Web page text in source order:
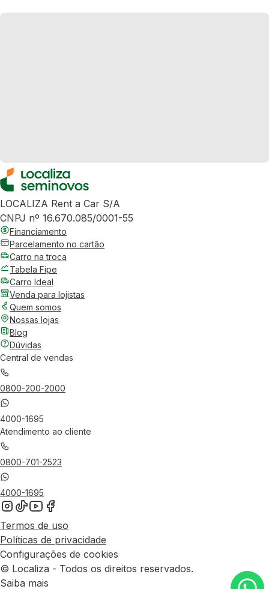
LOCALIZA Rent a Car S/A
CNPJ nº 16.670.085/0001-55
Financiamento
Parcelamento no cartão
Carro na troca
Tabela Fipe
Carro Ideal
Venda para lojistas
Quem somos
Nossas lojas
Blog
Dúvidas
Central de vendas
0800-200-2000
4000-1695
Atendimento ao cliente
0800-701-2523
4000-1695
Termos de uso
Políticas de privacidade
Configurações de cookies
© Localiza - Todos os direitos reservados.
Saiba mais